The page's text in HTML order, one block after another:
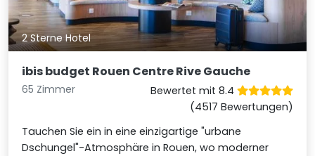
2 Sterne Hotel
ibis budget Rouen Centre Rive Gauche
65 Zimmer
Bewertet mit 8.4
(4517 Bewertungen)
Tauchen Sie ein in eine einzigartige "urbane
Dschungel"-Atmosphäre in Rouen, wo moderner